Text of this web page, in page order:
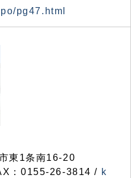
pg47.html
東1条南16-20
：0155-26-3814 / k